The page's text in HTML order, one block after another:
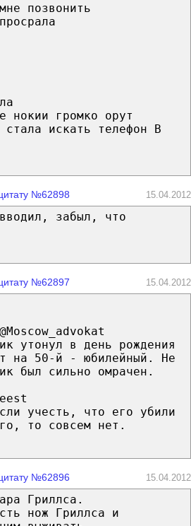
позвонить
нокии громко орут
искать телефон В
№62898 15.04.2012
забыл, что
№62897 15.04.2012
Полозов ‏ @Moscow_advokat
утонул в день рождения
на 50-й - юбилейный. Не
был сильно омрачен.
учесть, что его убили
то совсем нет.
№62896 15.04.2012
Гриллса.
нож Гриллса и